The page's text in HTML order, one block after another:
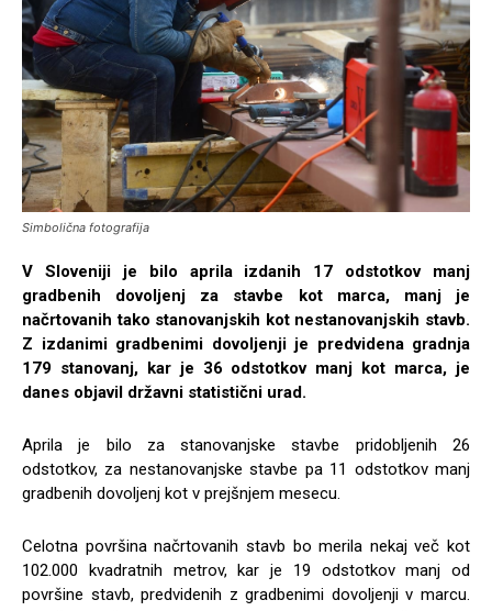
Simbolična fotografija
V Sloveniji je bilo aprila izdanih 17 odstotkov manj
gradbenih dovoljenj za stavbe kot marca, manj je
načrtovanih tako stanovanjskih kot nestanovanjskih stavb.
Z izdanimi gradbenimi dovoljenji je predvidena gradnja
179 stanovanj, kar je 36 odstotkov manj kot marca, je
danes objavil državni statistični urad.
Aprila je bilo za stanovanjske stavbe pridobljenih 26
odstotkov, za nestanovanjske stavbe pa 11 odstotkov manj
gradbenih dovoljenj kot v prejšnjem mesecu.
Celotna površina načrtovanih stavb bo merila nekaj več kot
102.000 kvadratnih metrov, kar je 19 odstotkov manj od
površine stavb, predvidenih z gradbenimi dovoljenji v marcu.